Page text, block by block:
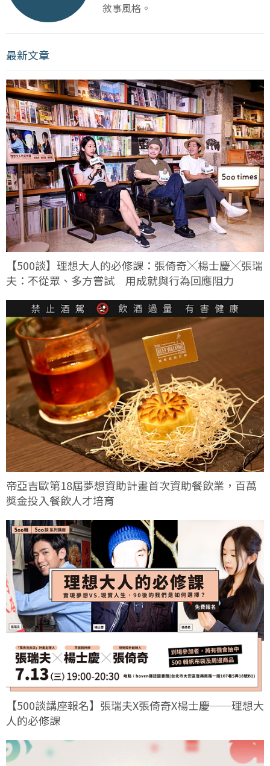
敘事風格。
最新文章
【500談】理想大人的必修課：張倚奇╳楊士慶╳張瑞
夫：不從眾、多方嘗試 用成就與行為回應阻力
帝亞吉歐第18屆夢想資助計畫首次資助餐飲業，百萬
獎金投入餐飲人才培育
【500談講座報名】張瑞夫X張倚奇X楊士慶──理想大
人的必修課